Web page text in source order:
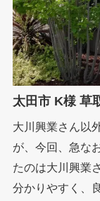
太田市 K様 草
大川興業さん以
が、今回、急な
たのは大川興業
分かりやすく、